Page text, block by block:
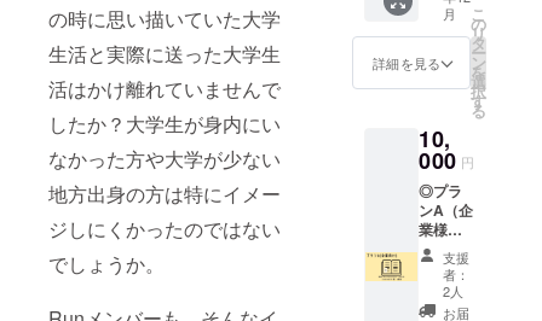
の時に思い描いていた大学
生活と実際に送った大学生
活はかけ離れていませんで
したか？大学生が身内にい
なかった方や大学が少ない
地方出身の方は特にイメー
ジしにくかったのではない
でしょうか。
リター
ン品選
択画面
の説明
れがあ
りませ
んよう
ご協力
お願い
致しま
す。 ※
ご連絡
の付き
やすい
コース
によっ
てお申
にご記
入いた
だく内
容が異
なりま
す。 ※
支援
時、必
ず備考
欄に掲
イル ・
Runオ
リジナ
ルス
テッ
Runオ
リジナ
ルボー
ルペン
・早稲
田祭に
て販売
予定の
雑誌
「Run
月
詳細を見る
こ
の
リ
タ
ー
ン
を
選
択
す
る
10,
000 円
◎プラ
ンA（企
業様向
け） ・
早稲田
祭にて
販売予
支援
者：
2人
お届